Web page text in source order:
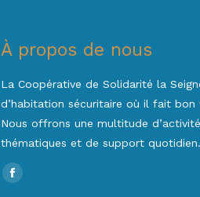
À propos de nous
La Coopérative de Solidarité la
d’habitation sécuritaire où il fait
Nous offrons une multitude
thématiques et de support quotidien.
Trouvez nous sur :
Facebook